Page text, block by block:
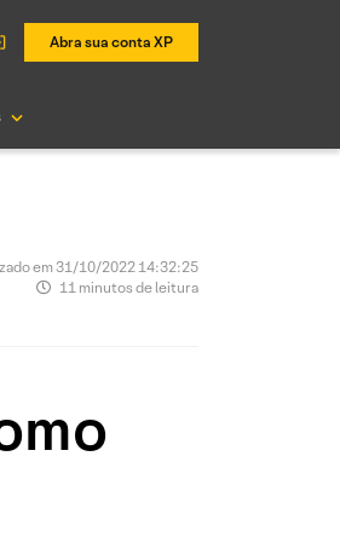
Abra sua conta XP
em 31/10/2022 14:32:25
11 minutos de leitura